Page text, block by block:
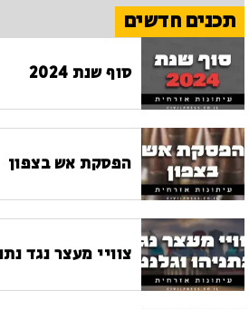
תכנים חדשים
סוף שנת 2024
הפסקת אש בצפון
צוויי מעצר נגד